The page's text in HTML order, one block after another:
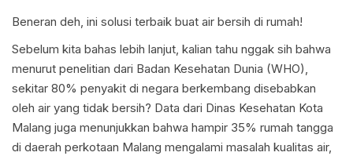
Beneran deh, ini solusi terbaik buat air bersih di rumah!
Sebelum kita bahas lebih lanjut, kalian tahu nggak sih bahwa
menurut penelitian dari Badan Kesehatan Dunia (WHO),
sekitar 80% penyakit di negara berkembang disebabkan
oleh air yang tidak bersih? Data dari Dinas Kesehatan Kota
Malang juga menunjukkan bahwa hampir 35% rumah tangga
di daerah perkotaan Malang mengalami masalah kualitas air,